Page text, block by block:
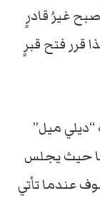
غيرُ قادرٍ
قرر فتح قبرٍ
ميل”
حيث يجلس
عندما تأتي